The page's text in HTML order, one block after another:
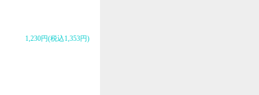
1,230円(税込1,353円)